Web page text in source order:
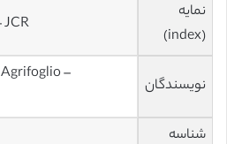
نمایه
(index)
نویسندگان
–
شناسه